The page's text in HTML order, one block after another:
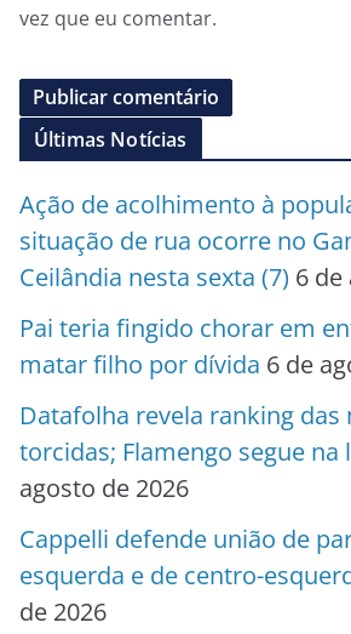
vez que eu comentar.
Últimas Notícias
Ação de acolhimento à
situação de rua ocorre no
Ceilândia nesta sexta (7) 6 de
Pai teria fingido chorar em
matar filho por dívida 6 de
Datafolha revela ranking das
torcidas; Flamengo segue na
agosto de 2026
Cappelli defende união de
esquerda e de centro-
de 2026